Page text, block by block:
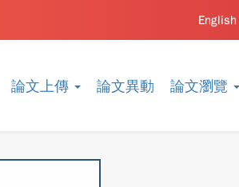
論文上傳 論文異動 論文瀏覽
English